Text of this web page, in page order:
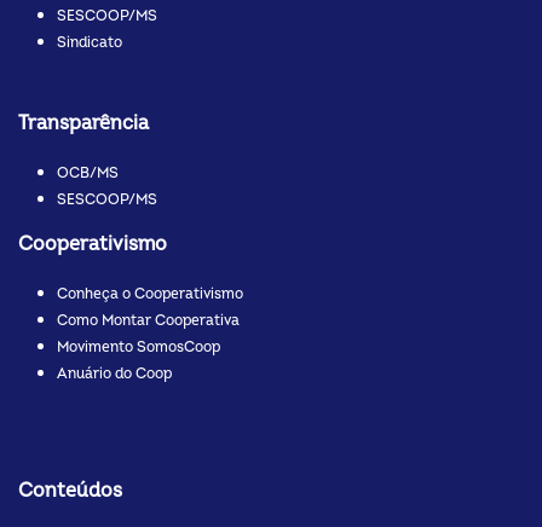
SESCOOP/MS
Sindicato
Transparência
OCB/MS
SESCOOP/MS
Cooperativismo
Conheça o Cooperativismo
Como Montar Cooperativa
Movimento SomosCoop
Anuário do Coop
Conteúdos